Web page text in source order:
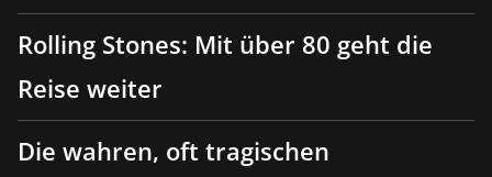
Rolling Stones: Mit über 80 geht die
Reise weiter
Die wahren, oft tragischen